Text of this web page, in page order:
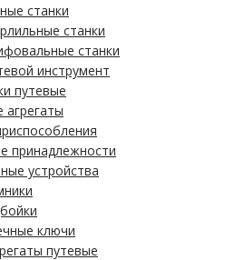
станки
станки
станки
инструмент
путевые
агрегаты
принадлежности
устройства
ключи
путевые